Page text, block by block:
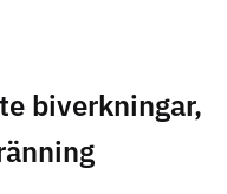
biverkningar,